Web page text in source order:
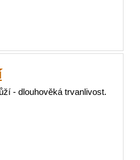
- dlouhověká trvanlivost.